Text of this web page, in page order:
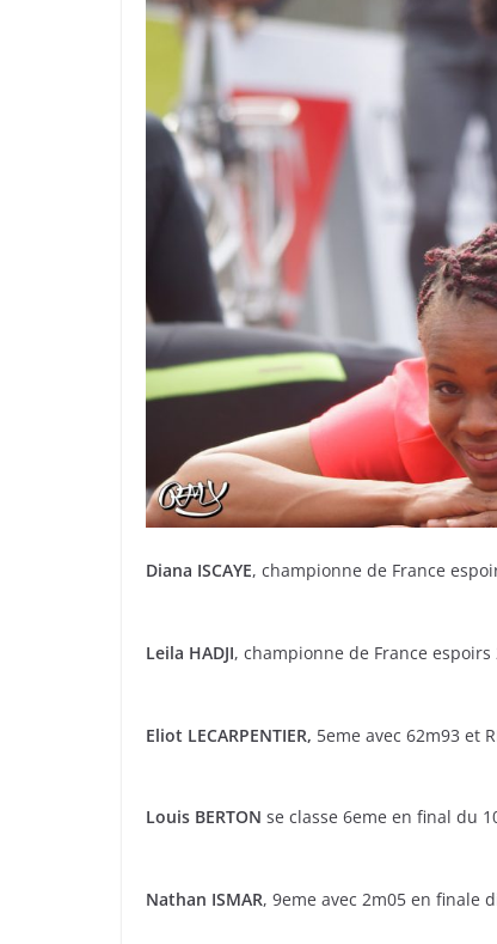
Diana ISCAYE, championne de France
Leila HADJI, championne de France espoirs
Eliot LECARPENTIER, 5eme avec 62m93 et
Louis BERTON se classe 6eme en final du
Nathan ISMAR, 9eme avec 2m05 en finale